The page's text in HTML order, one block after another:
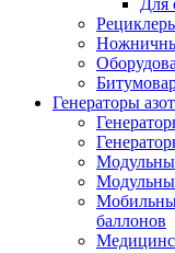
Генераторы
баллонов